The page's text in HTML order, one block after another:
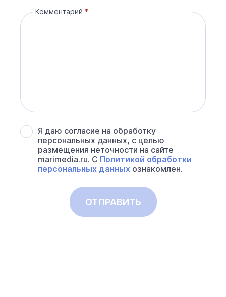
Комментарий
Я даю согласие на обработку
персональных данных, с целью
размещения неточности на сайте
marimedia.ru. С Политикой обработки
персональных данных ознакомлен.
ОТПРАВИТЬ